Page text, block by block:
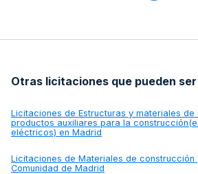
Otras licitaciones que pueden
Licitaciones de Estructuras y materiales de
productos auxiliares para la
eléctricos) en Madrid
Licitaciones de Materiales de construcción
Comunidad de Madrid